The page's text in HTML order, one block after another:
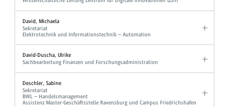
David, Michaela
Sekretariat
Elektrotechnik und Informationstechnik – Automation
David-Duscha, Ulrike
Sachbearbeitung Finanzen und Forschungsadministration
Deschler, Sabine
Sekretariat
BWL – Handelsmanagement
Assistenz Master-Geschäftsstelle Ravensburg und Campus Friedrichshafen